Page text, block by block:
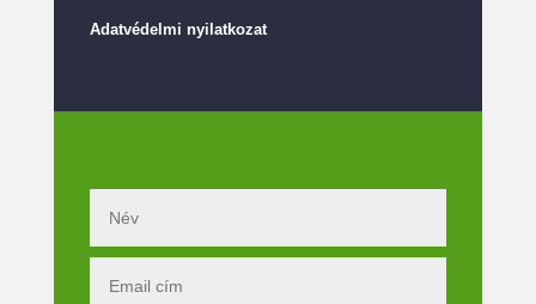
Adatvédelmi nyilatkozat